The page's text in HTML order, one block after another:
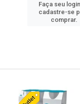
Faça seu
cadastre-se
comprar.